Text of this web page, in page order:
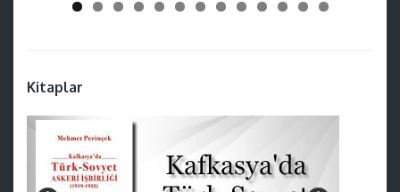
Kitaplar